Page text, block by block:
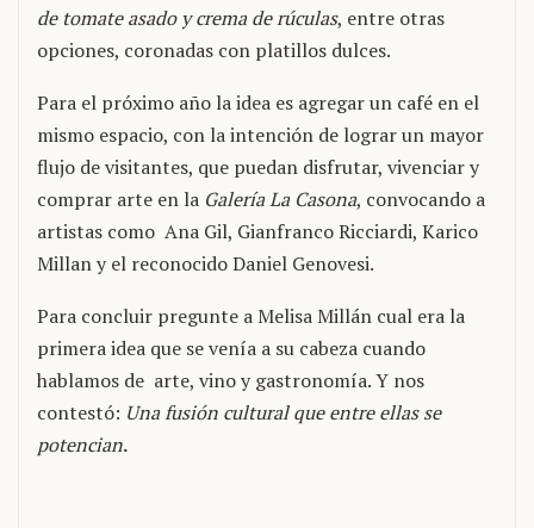
de tomate asado y crema de rúculas, entre otras
opciones, coronadas con platillos dulces.
Para el próximo año la idea es agregar un café en el
mismo espacio, con la intención de lograr un mayor
flujo de visitantes, que puedan disfrutar, vivenciar y
comprar arte en la Galería La Casona, convocando a
artistas como Ana Gil, Gianfranco Ricciardi, Karico
Millan y el reconocido Daniel Genovesi.
Para concluir pregunte a Melisa Millán cual era la
primera idea que se venía a su cabeza cuando
hablamos de arte, vino y gastronomía. Y nos
contestó: Una fusión cultural que entre ellas se
potencian.